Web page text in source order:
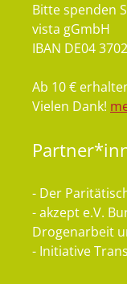
Bitte spenden
vista gGmbH
IBAN DE04
Ab 10 €
Vielen Dank!
- Der
- akzept e.V.
Drogenarbeit
- Initiative